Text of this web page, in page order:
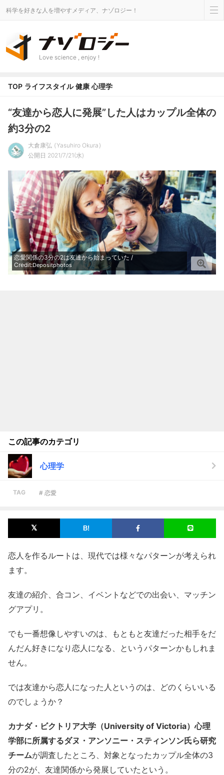
科学を好きな人を増やすメディア、ナゾロジー！
Love science , enjoy !
TOP ライフスタイル 健康 心理学
“友達から恋人に発展”した人はカップル全体の
約3分の2
大倉康弘
Yasuhiro Okura
公開日 2021/7/21(水)
恋愛関係の3分の2は友達から始まっていた /
Credit:Depositphotos
この記事のカテゴリ
心理学
TAG # 恋愛
恋人を作るルートは、現代では様々なパターンが考えられ
ます。
友達の紹介、合コン、イベントなどでの出会い、マッチン
グアプリ。
でも一番想像しやすいのは、もともと友達だった相手をだ
んだん好きになり恋人になる、というパターンかもしれま
せん。
では友達から恋人になった人というのは、どのくらいいる
のでしょうか？
カナダ・ビクトリア大学（University of Victoria）心理
学部に所属するダヌ・アンソニー・スティンソン氏ら研究
チームが調査したところ、対象となったカップル全体の3
分の2が、友達関係から発展していたという。